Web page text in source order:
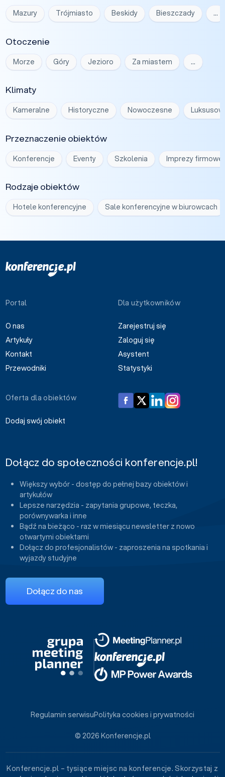
Mazury Trójmiasto Beskidy Bieszczady …
Otoczenie
Morze Góry Jezioro Za miastem …
Klimaty
Kameralne Historyczne Nowoczesne
Przeznaczenie obiektów
Konferencje Eventy Szkolenia Imprezy firmowe
Rodzaje obiektów
Hotele konferencyjne Sale konferencyjne w biurowcach
Portal
O nas
Artykuły
Kontakt
Przewodniki
Dla użytkowników
Zarejestruj się
Zaloguj się
Asystent
Statystyki
Oferta dla obiektów
Dodaj swój obiekt
Dołącz do społeczności konferencje.pl!
Większy wybór - dostęp do pełnej bazy obiektów i
artykułów
Lepsze narzędzia - zapytania grupowe, teczka,
porównywarka i inne
Bądź na bieżąco - raz w miesiącu newsletter z nowo
otwartymi obiektami
Dołącz do profesjonalistów - zaproszenia na spotkania i
wyjazdy studyjne
Dołącz do nas
© 2026 Konferencje.pl
Regulamin serwisuPolityka cookies i prywatności
Konferencje.pl – tysiące miejsc na konferencje. Skorzystaj z